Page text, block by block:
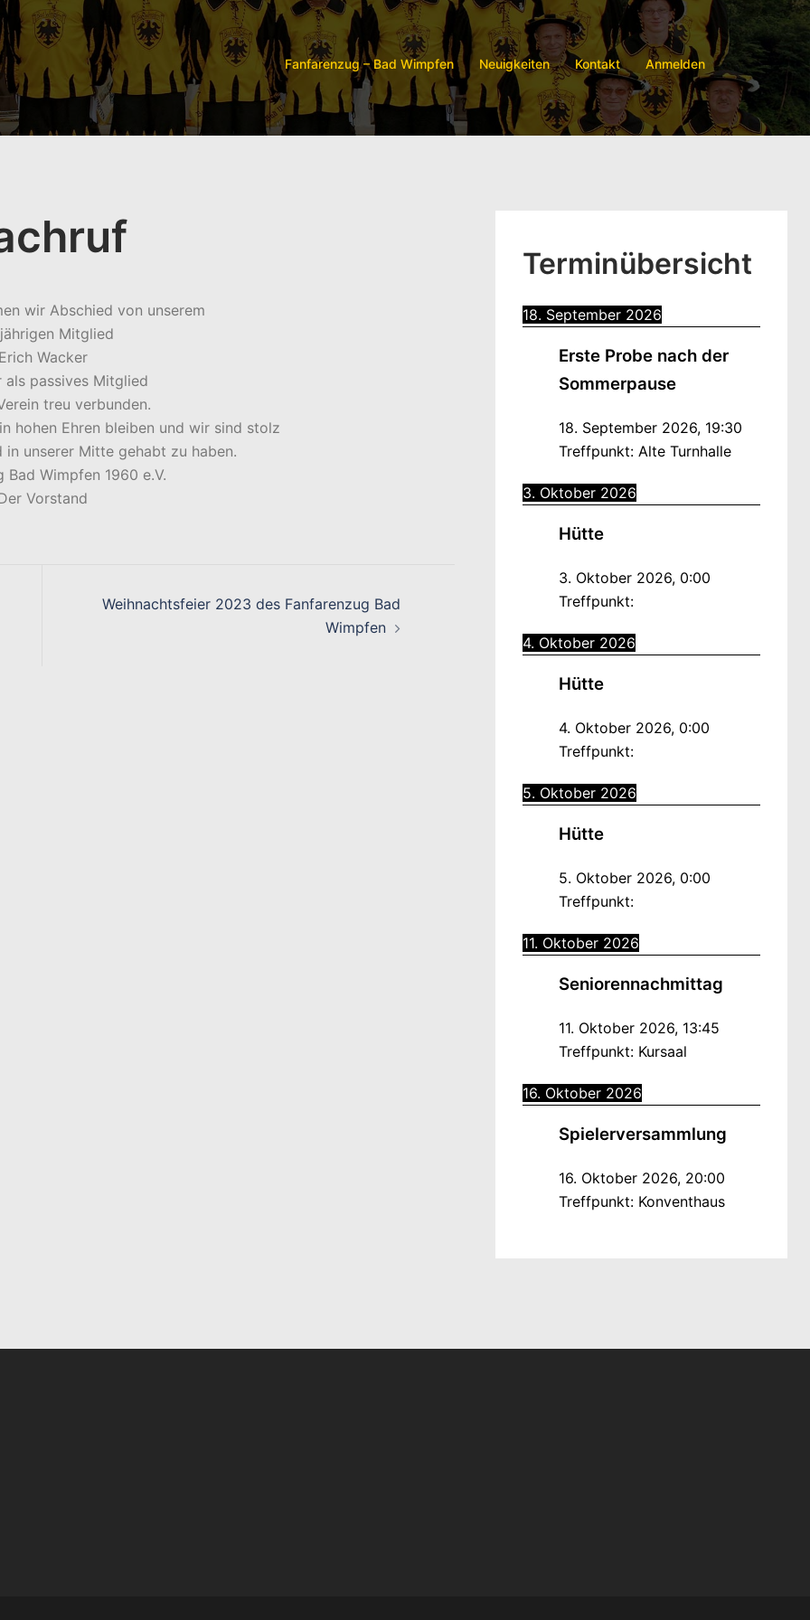
Fanfarenzug – Bad Wimpfen Neuigkeiten Kontakt Anmelden
wir Abschied von unserem
Mitglied
Erich Wacker
als passives Mitglied
treu verbunden.
hohen Ehren bleiben und wir sind stolz
in unserer Mitte gehabt zu haben.
Bad Wimpfen 1960 e.V.
Vorstand
Weihnachtsfeier 2023 des Fanfarenzug Bad
Wimpfen
Terminübersicht
18. September 2026
Erste Probe nach der
Sommerpause
18. September 2026, 19:30
Treffpunkt: Alte Turnhalle
3. Oktober 2026
Hütte
3. Oktober 2026, 0:00
Treffpunkt:
4. Oktober 2026
Hütte
4. Oktober 2026, 0:00
Treffpunkt:
5. Oktober 2026
Hütte
5. Oktober 2026, 0:00
Treffpunkt:
11. Oktober 2026
Seniorennachmittag
11. Oktober 2026, 13:45
Treffpunkt: Kursaal
16. Oktober 2026
Spielerversammlung
16. Oktober 2026, 20:00
Treffpunkt: Konventhaus